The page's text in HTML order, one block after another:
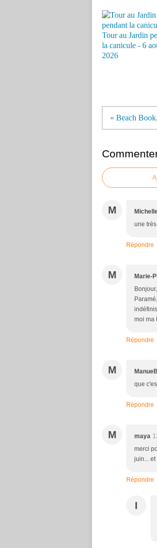
Tour au Jardin
la canicule - 6
2026
« Beach
M
une
Répondre
M Marie-
moi ma
Répondre
M ManueB
que
Répondre
M maya
merci
juin...
Répondre
I